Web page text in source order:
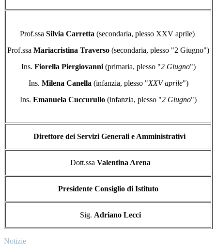
Prof.ssa Silvia Carretta (secondaria, plesso XXV aprile)
Prof.ssa Mariacristina Traverso (secondaria, plesso "2 Giugno")
Ins. Fiorella Piergiovanni (primaria, plesso "2 Giugno")
Ins. Milena Canella (infanzia, plesso "XXV aprile")
Ins. Emanuela Cuccurullo (infanzia, plesso "2 Giugno")
Direttore dei Servizi Generali e Amministrativi
Dott.ssa Valentina Arena
Presidente Consiglio di Istituto
Sig. Adriano Lecci
Notizie